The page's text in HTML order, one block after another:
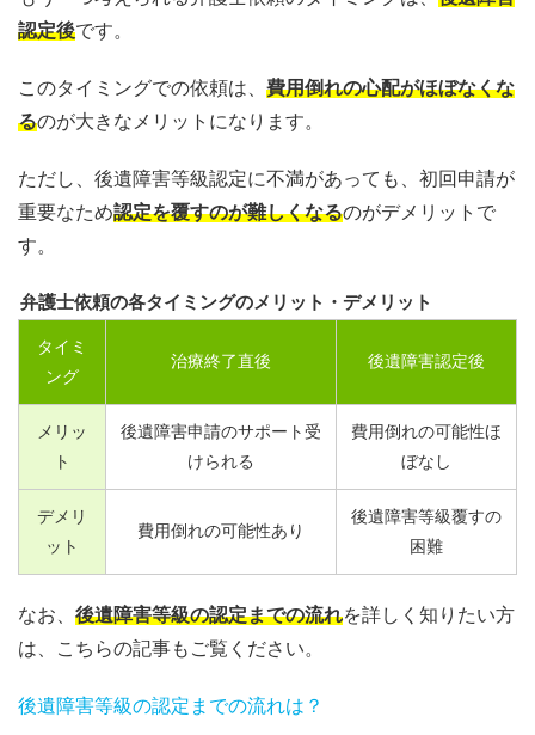
認定後です。
このタイミングでの依頼は、 費用倒れの心配がほぼなくな
るのが大きなメリットになります。
ただし、後遺障害等級認定に不満があっても、初回申請が
重要なため認定を覆すのが難しくなるのがデメリットで
す。
弁護士依頼の各タイミングのメリット・デメリット
タイミ
ング
治療終了直後 後遺障害認定後
メリッ
ト
後遺障害申請のサポート受
けられる
費用倒れの可能性ほ
ぼなし
デメリ
ット
費用倒れの可能性あり
後遺障害等級覆すの
困難
なお、 後遺障害等級の認定までの流れを詳しく知りたい方
は、こちらの記事もご覧ください。
後遺障害等級の認定までの流れは？